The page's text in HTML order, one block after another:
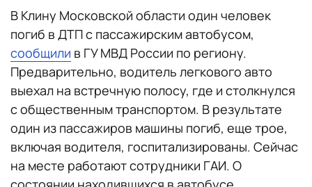
В Клину Московской области один человек
погиб в ДТП с пассажирским автобусом,
сообщили в ГУ МВД России по региону.
Предварительно, водитель легкового авто
выехал на встречную полосу, где и столкнулся
с общественным транспортом. В результате
один из пассажиров машины погиб, еще трое,
включая водителя, госпитализированы. Сейчас
на месте работают сотрудники ГАИ. О